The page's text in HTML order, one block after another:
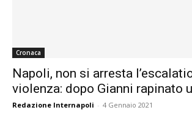
Cronaca
Napoli, non si arresta
violenza: dopo Gianni rapinato
Redazione Internapoli - 4 Gennaio 2021